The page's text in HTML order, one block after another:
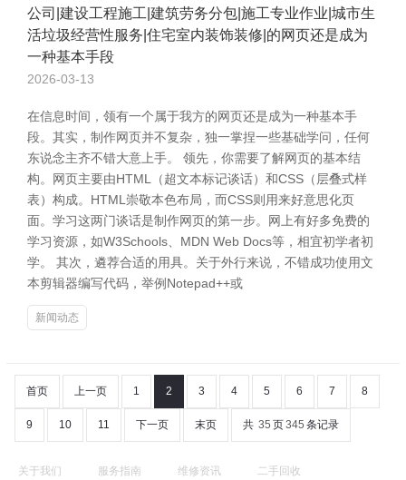
公司|建设工程施工|建筑劳务分包|施工专业作业|城市生
活垃圾经营性服务|住宅室内装饰装修|的网页还是成为
一种基本手段
2026-03-13
在信息时间，领有一个属于我方的网页还是成为一种基本手
段。其实，制作网页并不复杂，独一掌捏一些基础学问，任何
东说念主齐不错大意上手。 领先，你需要了解网页的基本结
构。网页主要由HTML（超文本标记谈话）和CSS（层叠式样
表）构成。HTML崇敬本色布局，而CSS则用来好意思化页
面。学习这两门谈话是制作网页的第一步。网上有好多免费的
学习资源，如W3Schools、MDN Web Docs等，相宜初学者初
学。 其次，遴荐合适的用具。关于外行来说，不错成功使用文
本剪辑器编写代码，举例Notepad++或
新闻动态
首页 上一页 1 2 3 4 5 6 7 8
9 10 11 下一页 末页 共 35 页345 条记录
关于我们 服务指南 维修资讯 二手回收